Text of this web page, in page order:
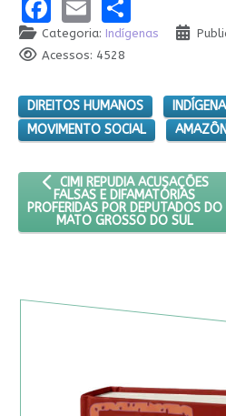
Categoria: Indígenas
Acessos: 4528
DIREITOS HUMANOS
MOVIMENTO SOCIAL
ARTIGO ANTERIOR: CIMI
CIMI REPUDIA ACUSAÇÕES
FALSAS E DIFAMATÓRIAS
PROFERIDAS POR DEPUTADOS DO
MATO GROSSO DO SUL